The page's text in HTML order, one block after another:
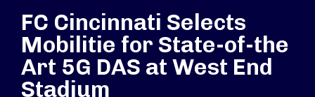
FC Cincinnati Selects
Mobilitie for State-of-the
Art 5G DAS at West End
Stadium